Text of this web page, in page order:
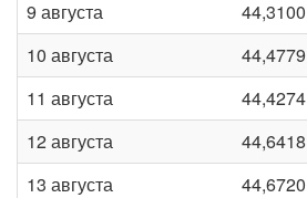
9 августа
44,3100
10 августа
44,4779
11 августа
44,4274
12 августа
44,6418
13 августа
44,6720